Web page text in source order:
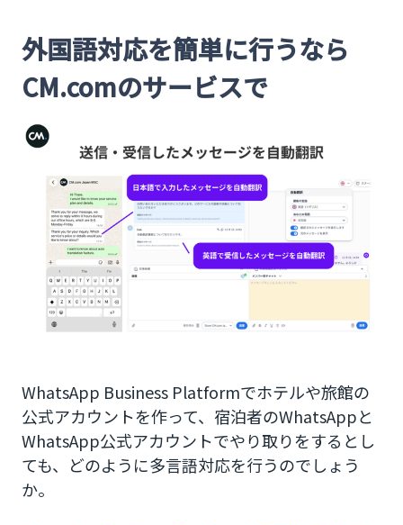
外国語対応を簡単に行うなら
CM.comのサービスで
WhatsApp Business Platformでホテルや旅館の
公式アカウントを作って、宿泊者のWhatsAppと
WhatsApp公式アカウントでやり取りをするとし
ても、どのように多言語対応を行うのでしょう
か。